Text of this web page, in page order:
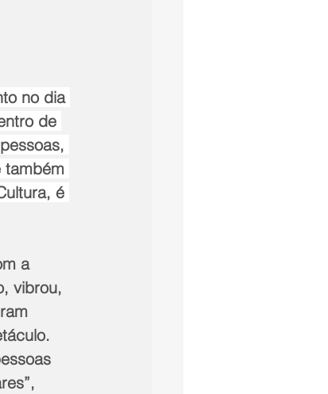
no dia
de
também
é
a
vibrou,